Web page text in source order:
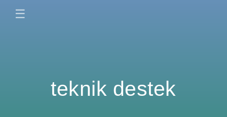
☰
teknik destek